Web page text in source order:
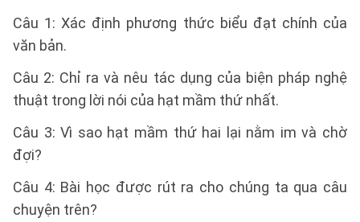
Câu 1: Xác định phương thức biểu đạt chính của
văn bản.
Câu 2: Chỉ ra và nêu tác dụng của biện pháp nghệ
thuật trong lời nói của hạt mầm thứ nhất.
Câu 3: Vì sao hạt mầm thứ hai lại nằm im và chờ
đợi?
Câu 4: Bài học được rút ra cho chúng ta qua câu
chuyện trên?